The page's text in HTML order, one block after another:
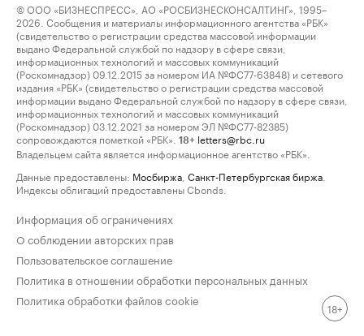
© ООО «БИЗНЕСПРЕСС», АО «РОСБИЗНЕСКОНСАЛТИНГ», 1995–
2026. Сообщения и материалы информационного агентства «РБК»
(свидетельство о регистрации средства массовой информации
выдано Федеральной службой по надзору в сфере связи,
информационных технологий и массовых коммуникаций
(Роскомнадзор) 09.12.2015 за номером ИА №ФС77-63848) и сетевого
издания «РБК» (свидетельство о регистрации средства массовой
информации выдано Федеральной службой по надзору в сфере связи,
информационных технологий и массовых коммуникаций
(Роскомнадзор) 03.12.2021 за номером ЭЛ №ФС77-82385)
сопровождаются пометкой «РБК».
18+ letters@rbc.ru
Владельцем сайта является информационное агентство «РБК».
Данные предоставлены: Мосбиржа Санкт-Петербургская биржа
Индексы облигаций предоставлены Cbonds.
Информация об ограничениях
О соблюдении авторских прав
Пользовательское соглашение
Политика в отношении обработки персональных данных
Политика обработки файлов cookie
18+